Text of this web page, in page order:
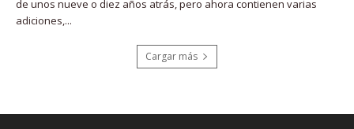
de unos nueve o diez años atrás, pero ahora contienen varias
adiciones,...
Cargar más